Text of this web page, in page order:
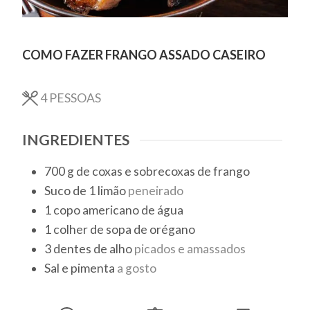
COMO FAZER FRANGO ASSADO CASEIRO
4 PESSOAS
INGREDIENTES
700gde coxas e sobrecoxas de frango
Suco de 1 limãopeneirado
1copo americanode água
1colher de sopa de orégano
3dentes de alhopicados e amassados
Sal e pimenta a gosto